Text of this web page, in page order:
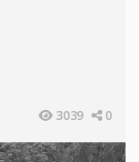
3039 0